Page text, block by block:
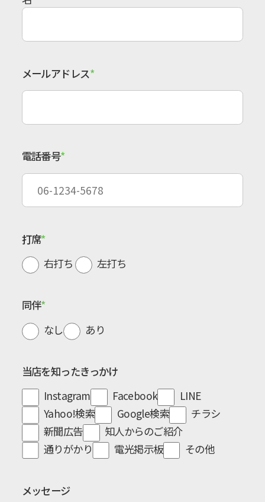
メールアドレス
電話番号
打席
右打ち
左打ち
同伴
なし
あり
当店を知ったきっかけ
Instagram
Facebook
LINE
Yahoo!検索
Google検索
チラシ
新聞広告
知人からのご紹介
通りがかり
電光掲示板 その他
メッセージ